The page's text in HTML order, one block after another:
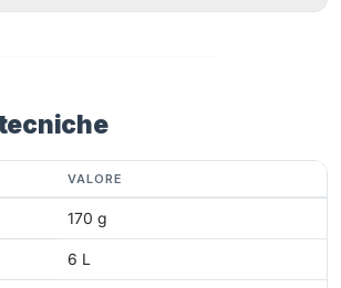
VALORE
170 g
6 L